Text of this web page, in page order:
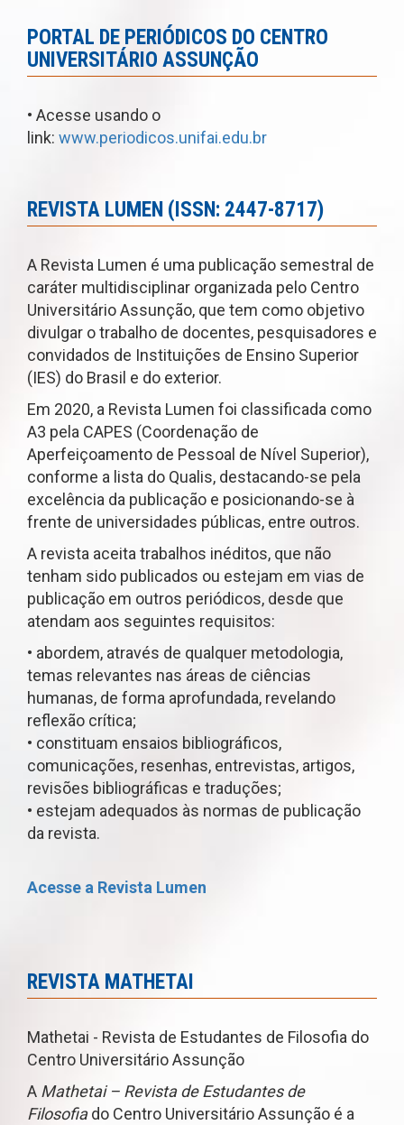
PORTAL DE PERIÓDICOS DO CENTRO
UNIVERSITÁRIO ASSUNÇÃO
• Acesse usando o
link: www.periodicos.unifai.edu.br
REVISTA LUMEN (ISSN: 2447-8717)
A Revista Lumen é uma publicação semestral de
caráter multidisciplinar organizada pelo Centro
Universitário Assunção, que tem como objetivo
divulgar o trabalho de docentes, pesquisadores e
convidados de Instituições de Ensino Superior
(IES) do Brasil e do exterior.
Em 2020, a Revista Lumen foi classificada como
A3 pela CAPES (Coordenação de
Aperfeiçoamento de Pessoal de Nível Superior),
conforme a lista do Qualis, destacando-se pela
excelência da publicação e posicionando-se à
frente de universidades públicas, entre outros.
A revista aceita trabalhos inéditos, que não
tenham sido publicados ou estejam em vias de
publicação em outros periódicos, desde que
atendam aos seguintes requisitos:
• abordem, através de qualquer metodologia,
temas relevantes nas áreas de ciências
humanas, de forma aprofundada, revelando
reflexão crítica;
• constituam ensaios bibliográficos,
comunicações, resenhas, entrevistas, artigos,
revisões bibliográficas e traduções;
• estejam adequados às normas de publicação
da revista.
Acesse a Revista Lumen
REVISTA MATHETAI
Mathetai - Revista de Estudantes de Filosofia do
Centro Universitário Assunção
A Mathetai – Revista de Estudantes de
Filosofiado Centro Universitário Assunção é a